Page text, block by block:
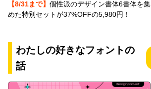
【8/31まで】 個性派のデザイン書体6書体を集
めた特別セットが37%OFFの5,980円！
わたしの好きなフォントの
話